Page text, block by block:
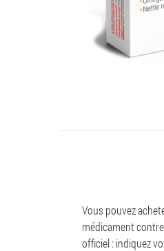
Vous pouvez
médicament
officiel : indiquez